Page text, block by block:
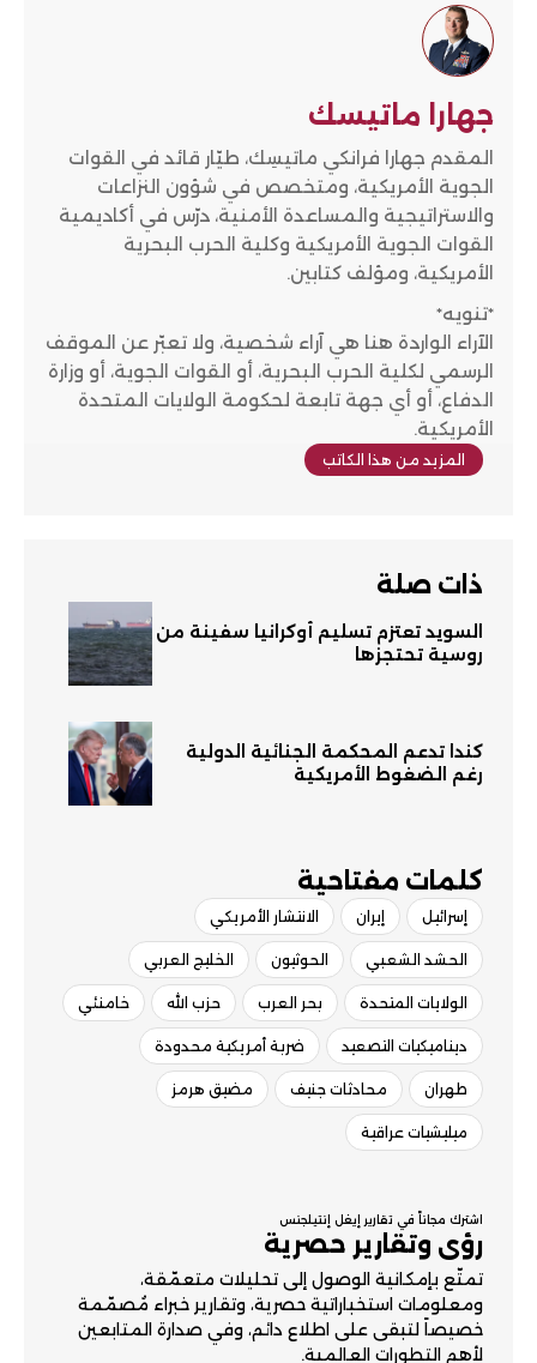
جهارا ماتيسك
المقدم جهارا فرانكي ماتيسِك، طيّار قائد في القوات
الجوية الأمريكية، ومتخصص في شؤون النزاعات
والاستراتيجية والمساعدة الأمنية، درّس في أكاديمية
القوات الجوية الأمريكية وكلية الحرب البحرية
الأمريكية، ومؤلف كتابين.
*تنويه*
الآراء الواردة هنا هي آراء شخصية، ولا تعبّر عن الموقف
الرسمي لكلية الحرب البحرية، أو القوات الجوية، أو وزارة
الدفاع، أو أي جهة تابعة لحكومة الولايات المتحدة
الأمريكية.
المزيد من هذا الكاتب
ذات صلة
السويد تعتزم تسليم أوكرانيا سفينة من
روسية تحتجزها
كندا تدعم المحكمة الجنائية الدولية
رغم الضغوط الأمريكية
كلمات مفتاحية​
إسرائيل إيران الانتشار الأمريكي
الحشد الشعبي الحوثيون الخليج العربي
الولايات المتحدة بحر العرب حزب الله خامنئي
ديناميكيات التصعيد ضربة أمريكية محدودة
طهران محادثات جنيف مضيق هرمز
ميليشيات عراقية
اشترك مجاناً في تقارير إيغل إنتيلجنس
رؤى وتقارير حصرية
تمتّع بإمكانية الوصول إلى تحليلات متعمّقة،
ومعلومات استخباراتية حصرية، وتقارير خبراء مُصمّمة
خصيصاً لتبقى على اطلاع دائم، وفي صدارة المتابعين
لأهم التطورات العالمية.